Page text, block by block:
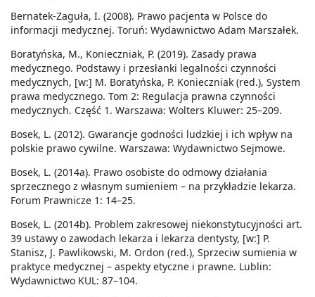
Bernatek-Zaguła, I. (2008). Prawo pacjenta w Polsce do
informacji medycznej. Toruń: Wydawnictwo Adam Marszałek.
Boratyńska, M., Konieczniak, P. (2019). Zasady prawa
medycznego. Podstawy i przesłanki legalności czynności
medycznych, [w:] M. Boratyńska, P. Konieczniak (red.), System
prawa medycznego. Tom 2: Regulacja prawna czynności
medycznych. Część 1. Warszawa: Wolters Kluwer: 25–209.
Bosek, L. (2012). Gwarancje godności ludzkiej i ich wpływ na
polskie prawo cywilne. Warszawa: Wydawnictwo Sejmowe.
Bosek, L. (2014a). Prawo osobiste do odmowy działania
sprzecznego z własnym sumieniem – na przykładzie lekarza.
Forum Prawnicze 1: 14–25.
Bosek, L. (2014b). Problem zakresowej niekonstytucyjności art.
39 ustawy o zawodach lekarza i lekarza dentysty, [w:] P.
Stanisz, J. Pawlikowski, M. Ordon (red.), Sprzeciw sumienia w
praktyce medycznej – aspekty etyczne i prawne. Lublin:
Wydawnictwo KUL: 87–104.